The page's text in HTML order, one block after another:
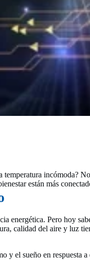
incómoda?
están más
Pero hoy
calidad del aire y luz
el sueño en respuesta